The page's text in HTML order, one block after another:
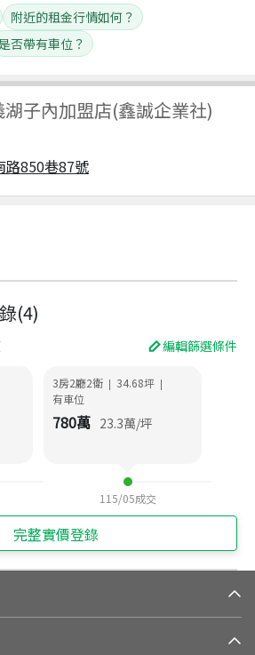
湖子內加盟店(鑫誠企業社)
路850巷87號
附近的租金行情如何？
否帶有車位？
(4)
編輯篩選條件
3房2廳2衛 | 34.68坪 |
有車位
780萬 23.3萬/坪
115/05成交
完整實價登錄